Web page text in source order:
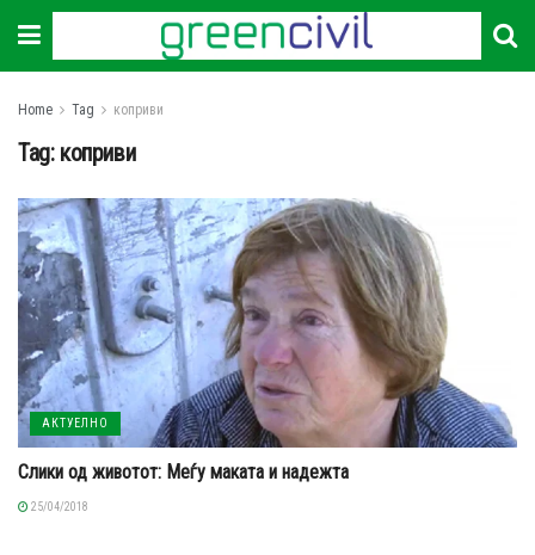
Home Tag коприви
Tag: коприви
АКТУЕЛНО
Слики од животот: Меѓу маката и надежта
25/04/2018